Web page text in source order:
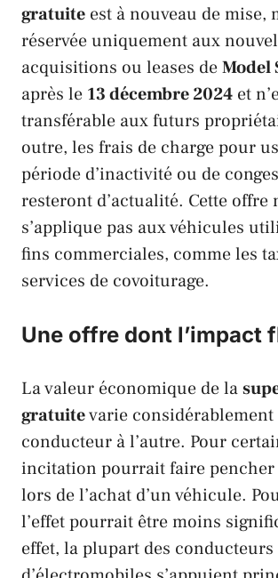
gratuite est à nouveau de mise,
réservée uniquement aux
acquisitions ou leases deModel
après le 13 décembre 2024 et
transférable aux futurs
outre, les frais de charge pour
période d’inactivité ou de
resteront d’actualité. Cette offre
s’applique pas aux véhicules
fins commerciales, comme les
services de covoiturage.
Une offre dont l’impact
La valeur économique de la
gratuitevarie considérablement
conducteur à l’autre. Pour
incitation pourrait faire pencher
lors de l’achat d’un véhicule.
l’effet pourrait être moins
effet, la plupart des conducteurs